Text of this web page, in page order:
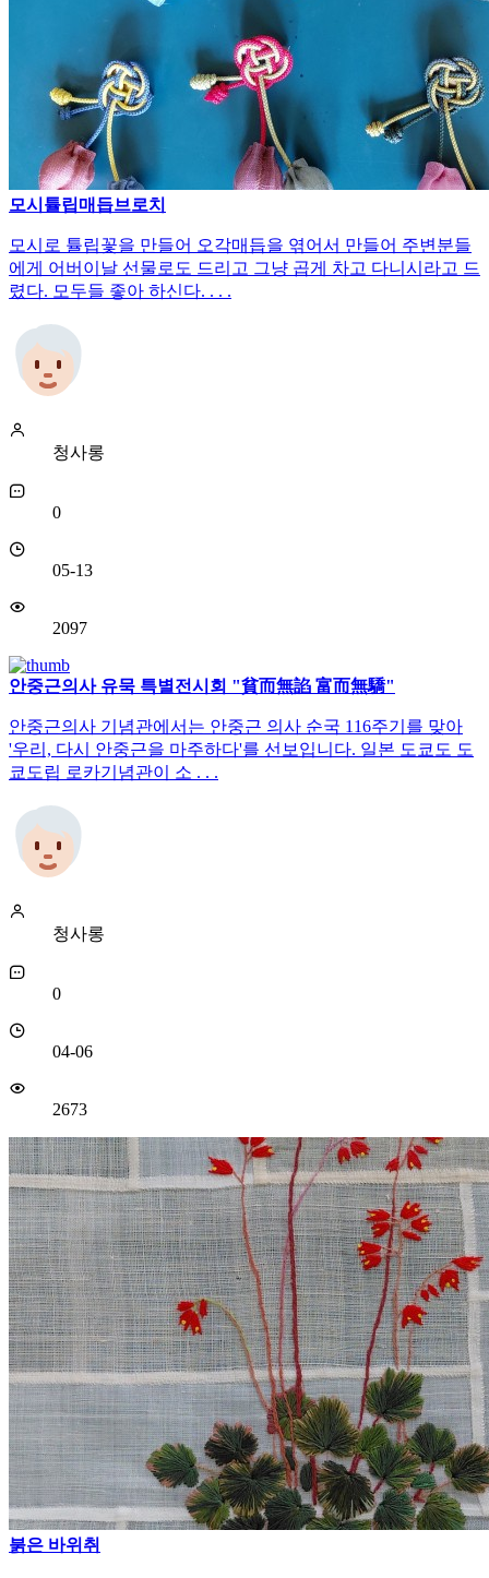
모시튤립매듭브로치
모시로 튤립꽃을 만들어 오각매듭을 엮어서 만들어 주변분들
에게 어버이날 선물로도 드리고 그냥 곱게 차고 다니시라고 드
렸다. 모두들 좋아 하신다. . . .
청사롱
0
05-13
2097
안중근의사 유묵 특별전시회 "貧而無諂 富而無驕"
안중근의사 기념관에서는 안중근 의사 순국 116주기를 맞아
'우리, 다시 안중근을 마주하다'를 선보입니다. 일본 도쿄도 도
쿄도립 로카기념관이 소 . . .
청사롱
0
04-06
2673
붉은 바위취